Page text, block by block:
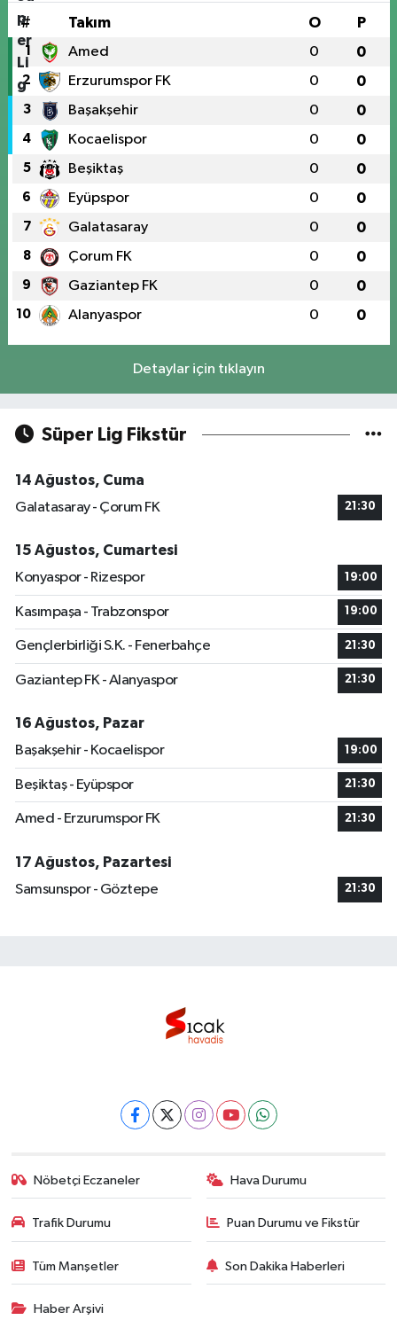
# Takım O P
1 Amed 0 0
2 Erzurumspor FK 0 0
3 Başakşehir 0 0
4 Kocaelispor 0 0
5 Beşiktaş 0 0
6 Eyüpspor 0 0
7 Galatasaray 0 0
8 Çorum FK 0 0
9 Gaziantep FK 0 0
10 Alanyaspor 0 0
Detaylar için tıklayın
Süper Lig Fikstür
14 Ağustos, Cuma
Galatasaray - Çorum FK
21:30
15 Ağustos, Cumartesi
Konyaspor - Rizespor
19:00
Kasımpaşa - Trabzonspor 19:00
Gençlerbirliği S.K. - Fenerbahçe 21:30
Gaziantep FK - Alanyaspor 21:30
16 Ağustos, Pazar
Başakşehir - Kocaelispor
19:00
Beşiktaş - Eyüpspor 21:30
Amed - Erzurumspor FK 21:30
17 Ağustos, Pazartesi
Samsunspor - Göztepe
21:30
Nöbetçi Eczaneler Hava Durumu
Trafik Durumu Puan Durumu ve Fikstür
Tüm Manşetler Son Dakika Haberleri
Haber Arşivi